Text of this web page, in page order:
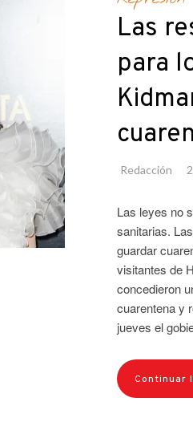
Las
para
Redacción
Las leyes no
sanitarias.
guardar
visitantes de
concedieron
cuarentena y
jueves el
Continuar